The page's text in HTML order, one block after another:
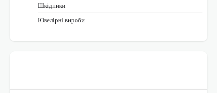
Шкідники
Ювелірні вироби